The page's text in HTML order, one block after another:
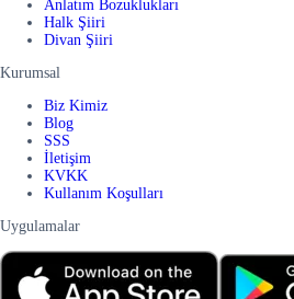
Anlatım Bozuklukları
Halk Şiiri
Divan Şiiri
Kurumsal
Biz Kimiz
Blog
SSS
İletişim
KVKK
Kullanım Koşulları
Uygulamalar